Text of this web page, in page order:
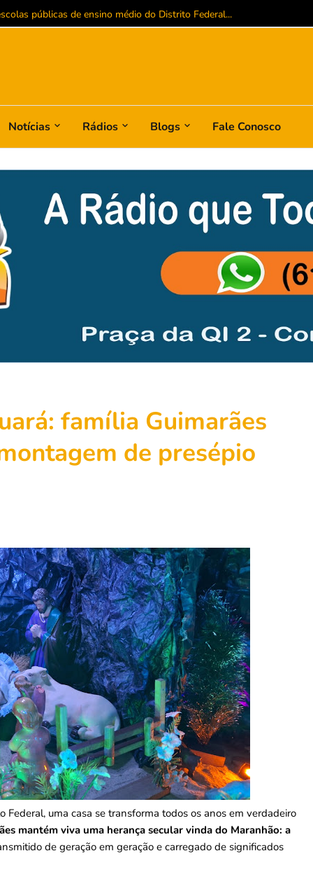
públicas de ensino médio do Distrito Federal...
Notícias Rádios Blogs Fale Conosco
família Guimarães
de presépio
Federal, uma casa se transforma todos os anos em verdadeiro
mantém viva uma herança secular vinda do Maranhão: a
de geração em geração e carregado de significados